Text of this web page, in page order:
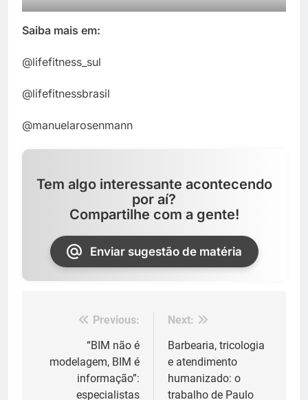
Saiba mais em:
@lifefitness_sul
@lifefitnessbrasil
@manuelarosenmann
Tem algo interessante acontecendo
por aí?
Compartilhe com a gente!
Enviar sugestão de matéria
Navegação
Previous:
“BIM não é
modelagem, BIM é
informação”:
especialistas
Next:
Barbearia, tricologia
e atendimento
humanizado: o
trabalho de Paulo